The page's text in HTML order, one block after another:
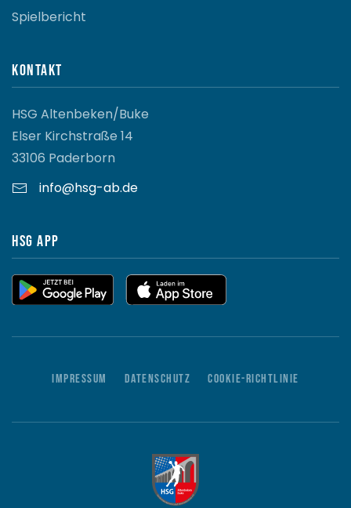
Spielbericht
Kontakt
HSG Altenbeken/Buke
Elser Kirchstraße 14
33106 Paderborn
info@hsg-ab.de
HSG App
Impressum Datenschutz Cookie-Richtlinie